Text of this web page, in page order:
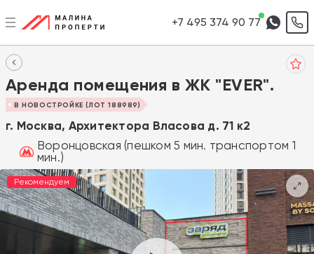
+7 495 374 90 77
Аренда помещения в ЖК "EVER".
В НОВОСТРОЙКЕ (ЛОТ 188989)
г. Москва, Архитектора Власова д. 71 к2
Воронцовская (пешком 5 мин. транспортом 1
мин.)
Рекомендуем